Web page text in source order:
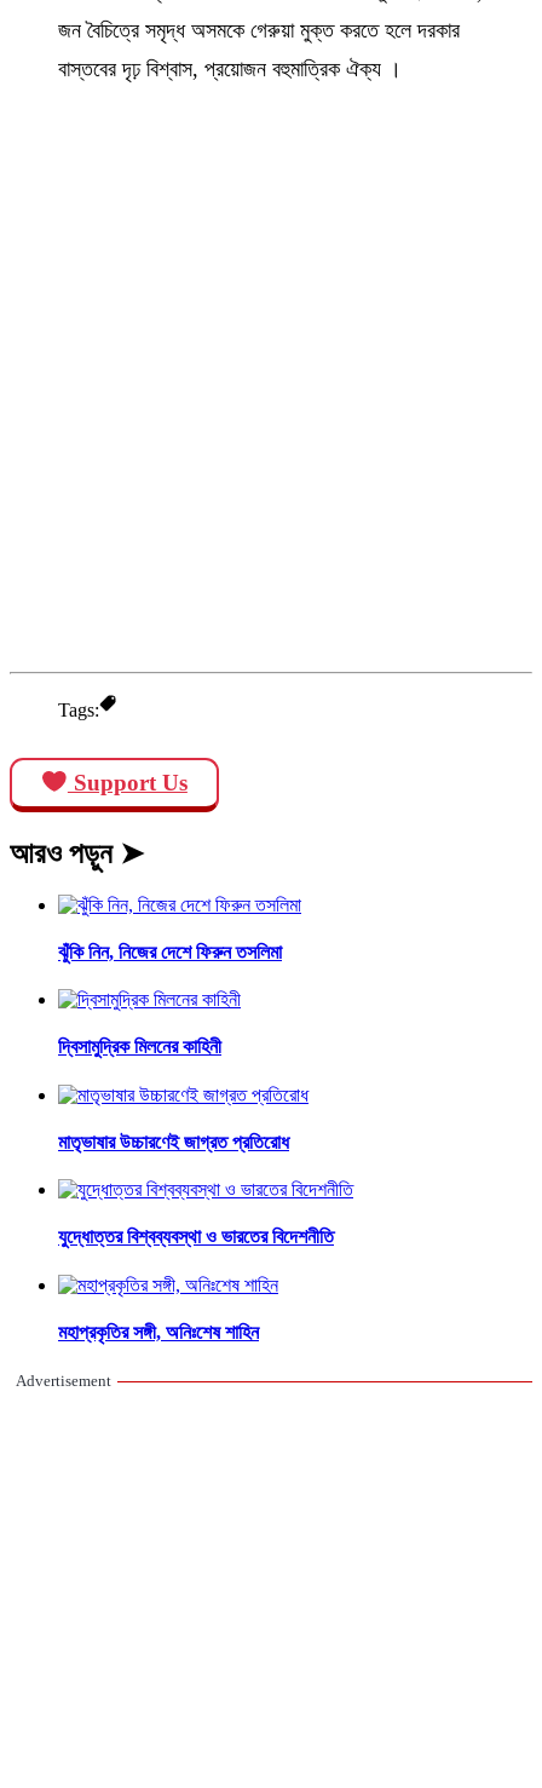
জন বৈচিত্রে সমৃদ্ধ অসমকে গেরুয়া মুক্ত করতে হলে দরকার
বাস্তবের দৃঢ় বিশ্বাস, প্রয়োজন বহুমাত্রিক ঐক্য ।
Tags:
Support Us
আরও পড়ুন ➤
ঝুঁকি নিন, নিজের দেশে ফিরুন তসলিমা
দ্বিসামুদ্রিক মিলনের কাহিনী
মাতৃভাষার উচ্চারণেই জাগ্রত প্রতিরোধ
যুদ্ধোত্তর বিশ্বব্যবস্থা ও ভারতের বিদেশনীতি
মহাপ্রকৃতির সঙ্গী, অনিঃশেষ শাহিন
Advertisement